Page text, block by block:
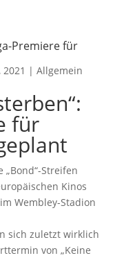
Premiere für
| Allgemein
für
Streifen
Kinos
Wembley-Stadion
sich zuletzt wirklich
von „Keine